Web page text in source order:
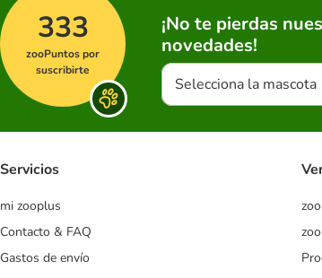
333
zooPuntos por
suscribirte
¡No te pierdas
novedades!
Selecciona la mascota
Servicios
mi zooplus
Contacto & FAQ
Gastos de envío